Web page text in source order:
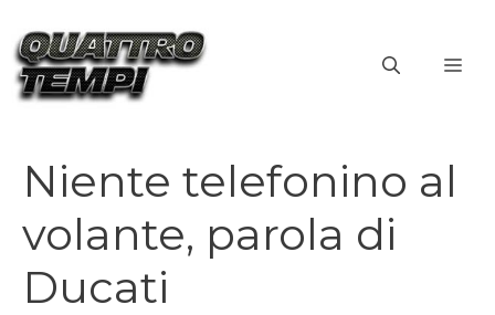
contenuto
Niente telefonino al
volante, parola di
Ducati